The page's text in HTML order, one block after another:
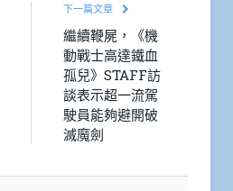
下一篇文章
繼續鞭屍，《機
動戰士高達鐵血
孤兒》STAFF訪
談表示超一流駕
駛員能夠避開破
滅魔劍